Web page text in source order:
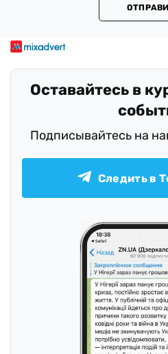
Оставайтесь в
Подписывайтесь на
Следить в